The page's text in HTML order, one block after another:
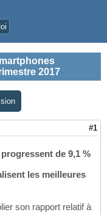
2017
#1
de 9,1 %
les meilleures
son rapport relatif à